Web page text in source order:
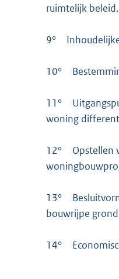
ruimtelijk beleid.
9°
10°
11°
woning
12°
Opstellen
13°
bouwrijpe
14°